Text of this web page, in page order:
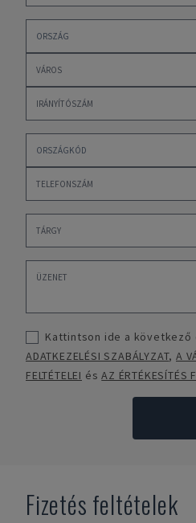
Kattintson ide a következő
ADATKEZELÉSI SZABÁLYZAT,A
FELTÉTELEI ésAZ ÉRTÉKESÍTÉS
Fizetés feltételek